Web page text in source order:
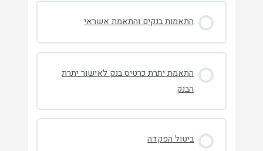
התאמות בנקים והתאמת אשראי
התאמת יתרת כרטיס בנק לאישור יתרת
הבנק
ביטול הפקדה